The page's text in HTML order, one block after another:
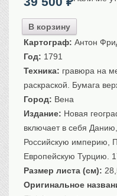
Российская империя
Прочие
Севастополь, Крым
Ценные бумаги
История моды.
Гражданская мода
Униформа
Охота. Флора. Фауна
В корзину
Картограф: Антон
Год: 1791
Техника: гравюра на
раскраской. Бумага
Город: Вена
Издание: Новая
включает в себя
Российскую империю,
Европейскую Турцию.
Размер листа (см):
Оригинальное